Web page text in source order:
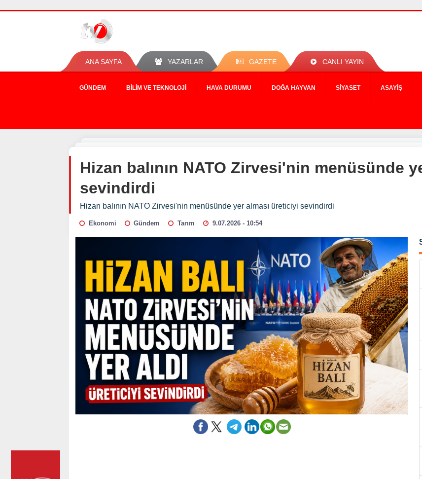
ANA SAYFA YAZARLAR GAZETE CANLI YAYIN
GÜNDEM BILIM VE TEKNOLOJI HAVA DURUMU DOĞA HAYVAN SIYASET ASAYIŞ
Hizan balının NATO Zirvesi'nin menüsünde
sevindirdi
Hizan balının NATO Zirvesi'nin menüsünde yer alması üreticiyi sevindirdi
Ekonomi Gündem Tarım 9.07.2026 - 10:54